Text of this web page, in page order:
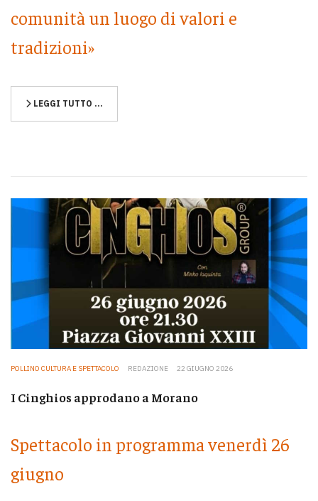
comunità un luogo di valori e
tradizioni»
LEGGI TUTTO …
POLLINO CULTURA E SPETTACOLO REDAZIONE 22 GIUGNO 2026
I Cinghios approdano a Morano
Spettacolo in programma venerdì 26
giugno